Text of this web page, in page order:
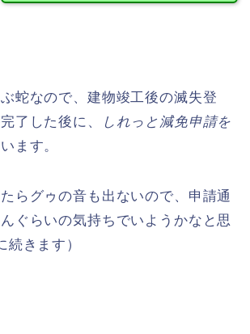
蛇なので、建物竣工後の滅失登
了した後に、
しれっと減免申請を
ます。
らグゥの音も出ないので、申請通
ぐらいの気持ちでいようかなと思
続きます）